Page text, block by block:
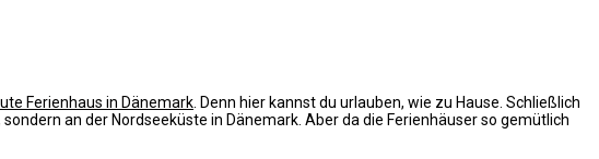
Ferienhaus in Dänemark . Denn hier kannst du urlauben, wie zu Hause. Schließlich
an der Nordseeküste in Dänemark. Aber da die Ferienhäuser so gemütlich